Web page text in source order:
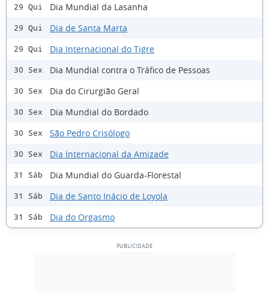
29 Qui Dia Mundial da Lasanha
29 Qui Dia de Santa Marta
29 Qui Dia Internacional do Tigre
30 Sex Dia Mundial contra o Tráfico de Pessoas
30 Sex Dia do Cirurgião Geral
30 Sex Dia Mundial do Bordado
30 Sex São Pedro Crisólogo
30 Sex Dia Internacional da Amizade
31 Sáb Dia Mundial do Guarda-Florestal
31 Sáb Dia de Santo Inácio de Loyola
31 Sáb Dia do Orgasmo